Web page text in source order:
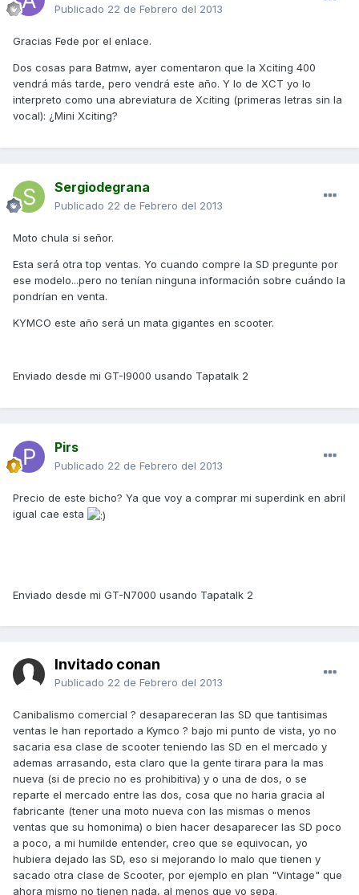
Publicado 22 de Febrero del 2013
Gracias Fede por el enlace.
Dos cosas para Batmw, ayer comentaron que la Xciting 400
vendrá más tarde, pero vendrá este año. Y lo de XCT yo lo
interpreto como una abreviatura de Xciting (primeras letras sin la
vocal): ¿Mini Xciting?
Sergiodegrana
Publicado 22 de Febrero del 2013
Moto chula si señor.
Esta será otra top ventas. Yo cuando compre la SD pregunte por
ese modelo...pero no tenían ninguna información sobre cuándo la
pondrían en venta.
KYMCO este año será un mata gigantes en scooter.
Enviado desde mi GT-I9000 usando Tapatalk 2
Pirs
Publicado 22 de Febrero del 2013
Precio de este bicho? Ya que voy a comprar mi superdink en abril
igual cae esta
Enviado desde mi GT-N7000 usando Tapatalk 2
Invitado conan
Publicado 22 de Febrero del 2013
Canibalismo comercial ? desapareceran las SD que tantisimas
ventas le han reportado a Kymco ? bajo mi punto de vista, yo no
sacaria esa clase de scooter teniendo las SD en el mercado y
ademas arrasando, esta claro que la gente tirara para la mas
nueva (si de precio no es prohibitiva) y o una de dos, o se
reparte el mercado entre las dos, cosa que no haria gracia al
fabricante (tener una moto nueva con las mismas o menos
ventas que su homonima) o bien hacer desaparecer las SD poco
a poco, a mi humilde entender, creo que se equivocan, yo
hubiera dejado las SD, eso si mejorando lo malo que tienen y
sacado otra clase de Scooter, por ejemplo en plan "Vintage" que
ahora mismo no tienen nada, al menos que yo sepa.